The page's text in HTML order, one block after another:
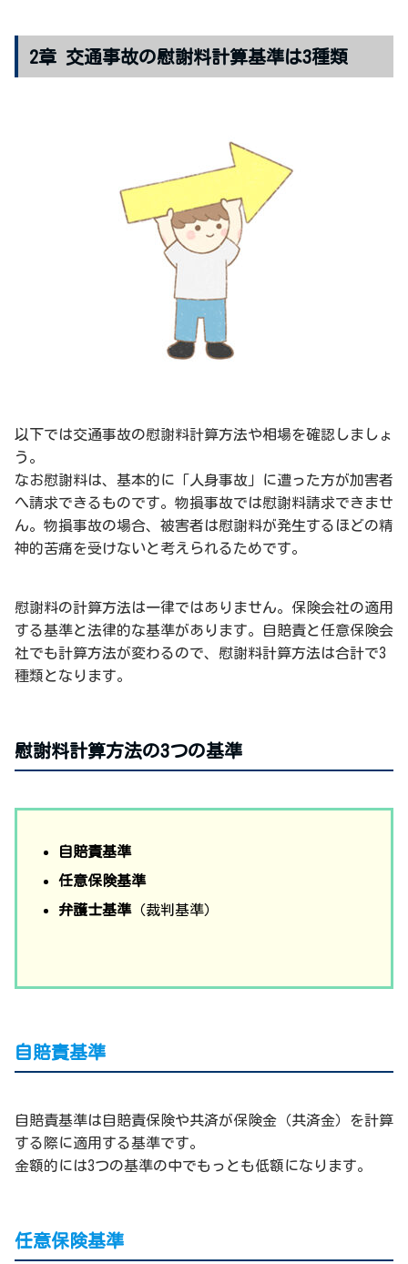
2章 交通事故の慰謝料計算基準は3種類
以下では交通事故の慰謝料計算方法や相場を確認しましょ
う。
なお慰謝料は、基本的に「人身事故」に遭った方が加害者
へ請求できるものです。物損事故では慰謝料請求できませ
ん。物損事故の場合、被害者は慰謝料が発生するほどの精
神的苦痛を受けないと考えられるためです。
慰謝料の計算方法は一律ではありません。保険会社の適用
する基準と法律的な基準があります。自賠責と任意保険会
社でも計算方法が変わるので、慰謝料計算方法は合計で3
種類となります。
慰謝料計算方法の3つの基準
自賠責基準
任意保険基準
弁護士基準（裁判基準）
自賠責基準
自賠責基準は自賠責保険や共済が保険金（共済金）を計算
する際に適用する基準です。
金額的には3つの基準の中でもっとも低額になります。
任意保険基準